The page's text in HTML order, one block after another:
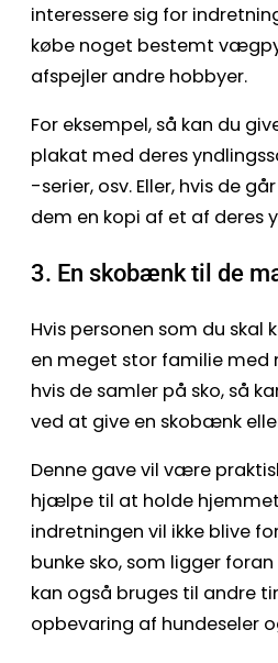
interessere sig for
købe noget bestemt
afspejler andre hobbyer.
For eksempel, så kan du
plakat med deres
-serier, osv. Eller, hvis de
dem en kopi af et af deres
3. En skobænk til de
Hvis personen som du skal
en meget stor familie med
hvis de samler på sko, så
ved at give en skobænk
Denne gave vil være
hjælpe til at holde
indretningen vil ikke blive
bunke sko, som ligger
kan også bruges til andre
opbevaring af hundeseler